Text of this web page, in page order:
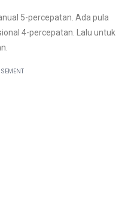
5-percepatan. Ada pula
4-percepatan. Lalu untuk